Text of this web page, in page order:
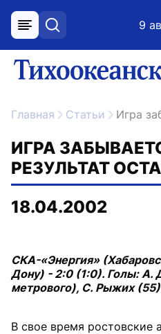
меню поиск 9
Главная Статьи Игра
ИГРА
РЕЗУЛЬТАТ
18.04.2002
СКА-«Энергия»
Дону) - 2:0 (1:0). Голы: А.
метрового), С. Рыжих
В свое время ростовские